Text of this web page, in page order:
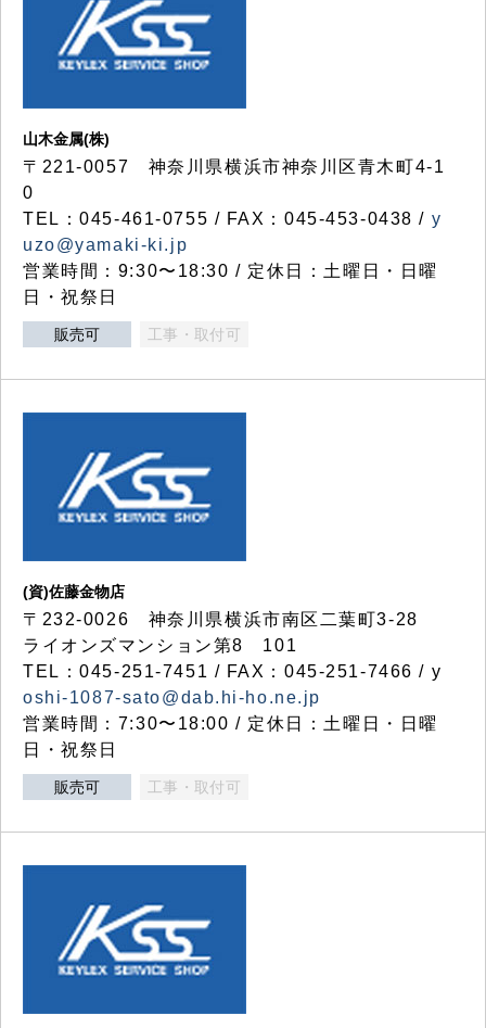
山木金属(株)
〒221-0057 神奈川県横浜市神奈川区青木町4-1
0
TEL：045-461-0755 / FAX：045-453-0438 / y
uzo@yamaki-ki.jp
営業時間：9:30〜18:30 / 定休日：土曜日・日曜
日・祝祭日
販売可 工事・取付可
(資)佐藤金物店
〒232-0026 神奈川県横浜市南区二葉町3-28
ライオンズマンション第8 101
TEL：045-251-7451 / FAX：045-251-7466 / y
oshi-1087-sato@dab.hi-ho.ne.jp
営業時間：7:30〜18:00 / 定休日：土曜日・日曜
日・祝祭日
販売可 工事・取付可